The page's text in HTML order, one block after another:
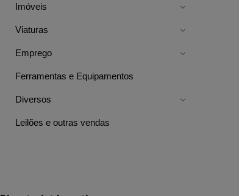
Imóveis
Viaturas
Emprego
Ferramentas e Equipamentos
Diversos
Leilões e outras vendas